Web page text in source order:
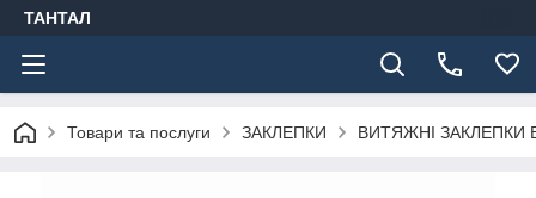
ТАНТАЛ
Товари та послуги ЗАКЛЕПКИ ВИТЯЖНІ ЗАКЛЕПКИ